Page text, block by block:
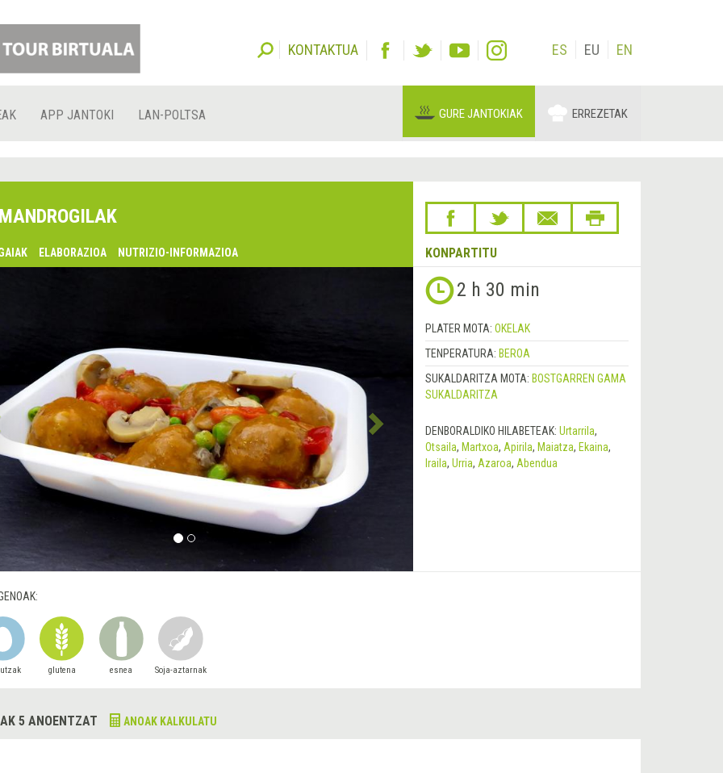
KONTAKTUA ES EU EN
APP JANTOKI LAN-POLTSA GURE JANTOKIAK ERREZETAK
ELABORAZIOA NUTRIZIO-INFORMAZIOA KONPARTITU
Hurrengoa
&rsaquo; 2 h 30 min
PLATER MOTA: OKELAK
TENPERATURA: BEROA
SUKALDARITZA MOTA: BOSTGARREN GAMA
SUKALDARITZA
DENBORALDIKO HILABETEAK: Urtarrila,
Otsaila, Martxoa, Apirila, Maiatza, Ekaina,
Iraila, Urria, Azaroa, Abendua
glutena esnea Soja-aztarnak
5 ANOENTZAT ANOAK KALKULATU